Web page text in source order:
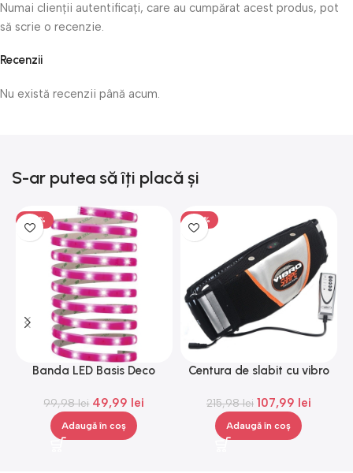
Recenzii
Nu există recenzii până acum.
Numai clienții autentificați, care au cumpărat acest produs, pot
să scrie o recenzie.
S-ar putea să îți placă și
-50%
Banda LED Basis Deco
cm
99,98lei 49,99 lei
Adaugă în coș
-50%
Centura de slabit cu vibro
telecomanda, negru
215,98lei 107,99 lei
Adaugă în coș